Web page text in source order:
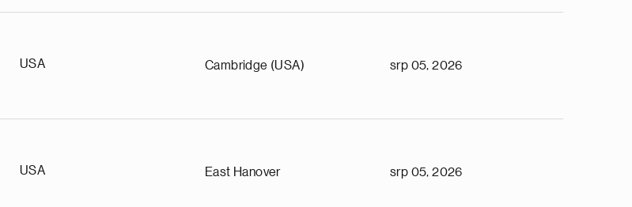
USA Cambridge (USA) srp 05, 2026
USA East Hanover srp 05, 2026